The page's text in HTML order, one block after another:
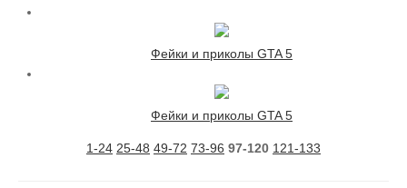
Фейки и приколы GTA 5
Фейки и приколы GTA 5
1-24 25-48 49-72 73-96 97-120 121-133